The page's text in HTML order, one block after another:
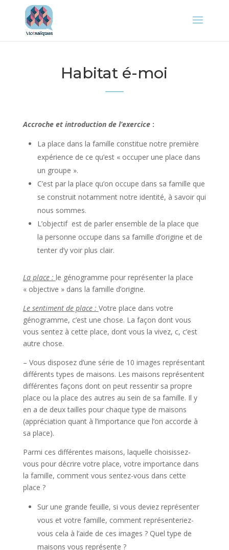
Habitat é-moi
Accroche et introduction de l’exercice:
La place dans la famille constitue notre première
expérience de ce qu’est « occuper une place dans
un groupe ».
C’est par la place qu’on occupe dans sa famille que
se construit notamment notre identité, à savoir qui
nous sommes.
L’objectif est de parler ensemble de la place que
la personne occupe dans sa famille d’origine et de
tenter d’y voir plus clair.
La place : le génogramme pour représenter la place
« objective » dans la famille d’origine.
Le sentiment de place : Votre place dans votre
génogramme, c’est une chose. La façon dont vous
vous sentez à cette place, dont vous la vivez, c, c’est
autre chose.
– Vous disposez d’une série de 10 images représentant
différents types de maisons. Les maisons représentent
différentes façons dont on peut ressentir sa propre
place ou la place des autres au sein de sa famille. Il y
en a de deux tailles pour chaque type de maisons
(appréciation quant à l’importance que l’on accorde à
sa place).
Parmi ces différentes maisons, laquelle choisissez-
vous pour décrire votre place, votre importance dans
la famille, comment vous sentez-vous dans cette
place ?
Sur une grande feuille, si vous deviez représenter
vous et votre famille, comment représenteriez-
vous cela à l’aide de ces images ? Quel type de
maisons vous représente ?